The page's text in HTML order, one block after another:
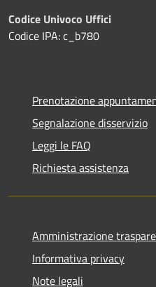
Codice Univoco Uffici
Codice IPA: c_b780
Prenotazione
Segnalazione disservizio
Leggi le FAQ
Richiesta assistenza
Amministrazione
Informativa privacy
Note legali